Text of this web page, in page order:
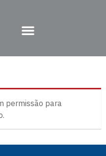
permissão para